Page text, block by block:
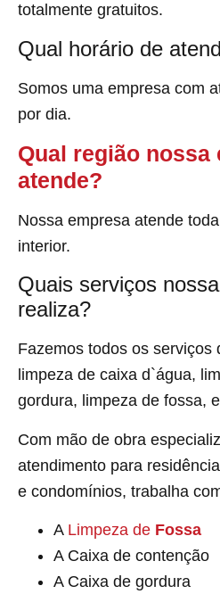
totalmente gratuitos.
Qual horário de
Somos uma empresa com
por dia.
Qual região nossa
atende?
Nossa empresa atende
interior.
Quais serviços
realiza?
Fazemos todos os serviços
limpeza de caixa d`água,
gordura, limpeza de fossa,
Com mão de obra
atendimento para
e condomínios, trabalha
A Limpeza de Fossa
A Caixa de contenção
A Caixa de gordura